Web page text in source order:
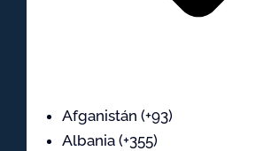
Afganistán (+93)
Albania (+355)